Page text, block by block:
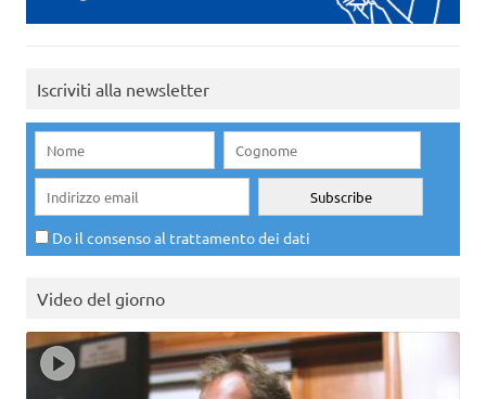
Iscriviti alla newsletter
Do il consenso al trattamento dei dati
Video del giorno